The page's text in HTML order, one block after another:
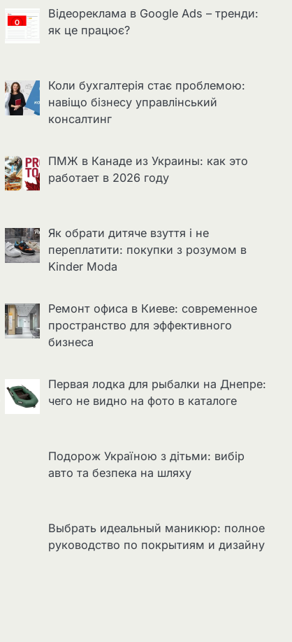
Відеореклама в Google Ads – тренди:
як це працює?
Коли бухгалтерія стає проблемою:
навіщо бізнесу управлінський
консалтинг
ПМЖ в Канаде из Украины: как это
работает в 2026 году
Як обрати дитяче взуття і не
переплатити: покупки з розумом в
Kinder Moda
Ремонт офиса в Киеве: современное
пространство для эффективного
бизнеса
Первая лодка для рыбалки на Днепре:
чего не видно на фото в каталоге
Подорож Україною з дітьми: вибір
авто та безпека на шляху
Выбрать идеальный маникюр: полное
руководство по покрытиям и дизайну